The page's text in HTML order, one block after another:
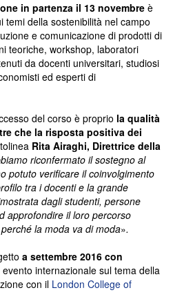
in partenza il 13 novembre è
temi della sostenibilità nel campo
e comunicazione di prodotti di
teoriche, workshop, laboratori
da docenti universitari, studiosi
ed esperti di
del corso è proprio la qualità
che la risposta positiva dei
Rita Airaghi, Direttrice della
riconfermato il sostegno al
potuto verificare il coinvolgimento
tra i docenti e la grande
dagli studenti, persone
approfondire il loro percorso
la moda va di moda».
a settembre 2016 con
evento internazionale sul tema della
con il London College of